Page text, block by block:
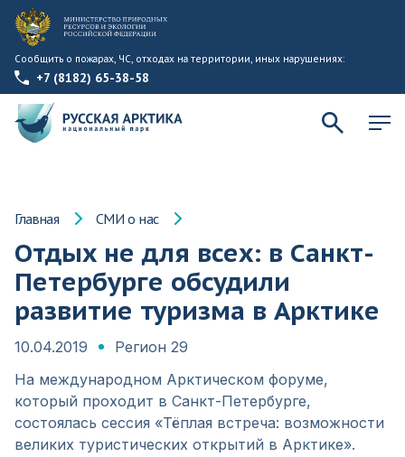
Сообщить о пожарах, ЧС, отходах на территории, иных нарушениях:
+7 (8182) 65-38-58
Главная СМИ о нас
Отдых не для всех: в Санкт-
Петербурге обсудили
развитие туризма в Арктике
10.04.2019
Регион 29
На международном Арктическом форуме,
который проходит в Санкт-Петербурге,
состоялась сессия «Тёплая встреча: возможности
великих туристических открытий в Арктике».